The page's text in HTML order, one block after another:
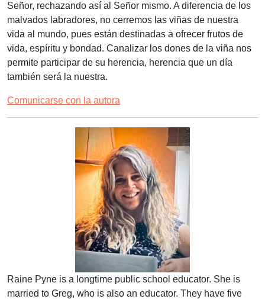
Señor, rechazando así al Señor mismo. A diferencia de los
malvados labradores, no cerremos las viñas de nuestra
vida al mundo, pues están destinadas a ofrecer frutos de
vida, espíritu y bondad. Canalizar los dones de la viña nos
permite participar de su herencia, herencia que un día
también será la nuestra.
Comunicarse con la autora
Raine Pyne is a longtime public school educator. She is
married to Greg, who is also an educator. They have five